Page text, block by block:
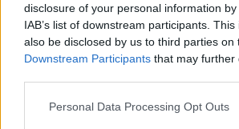
disclosure of your personal information
IAB’s list of downstream participants.
also be disclosed by us to third parties on
Downstream Participants that may further
Please note that this website/app uses
Personal Data Processing Opt Outs